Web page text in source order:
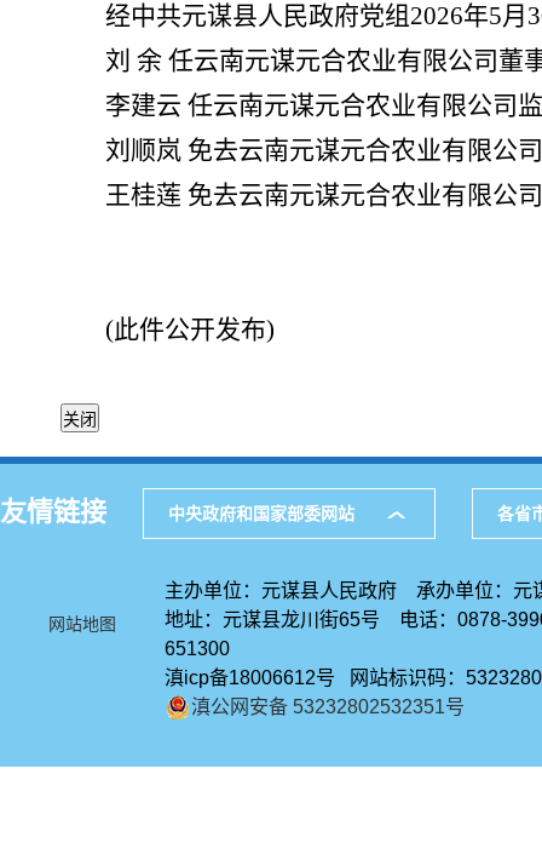
经中共元谋县人民政府党组2026年5月
刘 余 任云南元谋元合农业有限公司董
李建云 任云南元谋元合农业有限公司
刘顺岚 免去云南元谋元合农业有限公
王桂莲 免去云南元谋元合农业有限公
(此件公开发布)
友情链接 中央政府和国家部委网站 各省
网站地图
主办单位：元谋县人民政府 承办单位：元
地址：元谋县龙川街65号 电话：0878-
651300
滇icp备18006612号 网站标识码：
滇公网安备 53232802532351号